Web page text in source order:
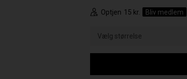
Optjen 15 kr. Bliv medlem